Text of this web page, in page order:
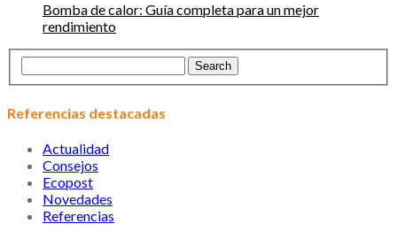
Bomba de calor: Guía completa para un mejor
rendimiento
Referencias destacadas
Actualidad
Consejos
Ecopost
Novedades
Referencias